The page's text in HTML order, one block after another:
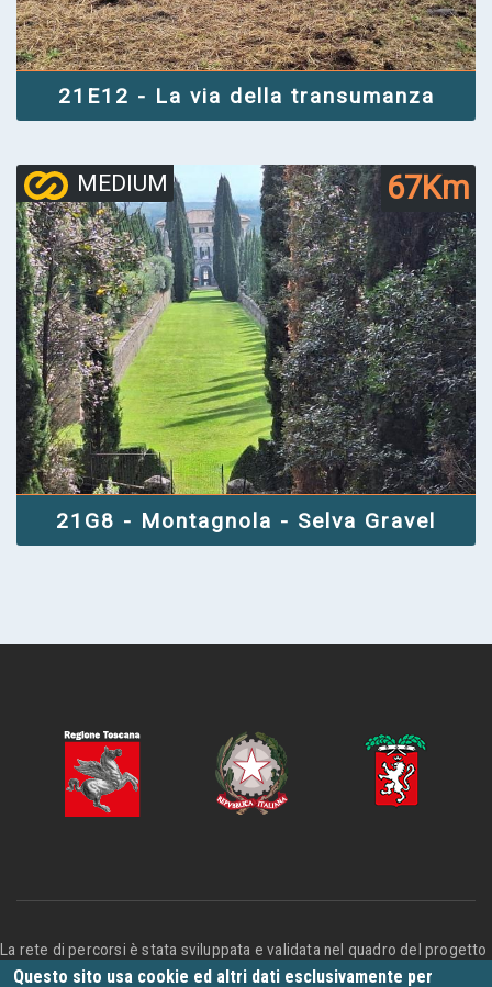
21E12 - La via della transumanza
MEDIUM 67Km
21G8 - Montagnola - Selva Gravel
La rete di percorsi è stata sviluppata e validata nel quadro del progetto
"Valdelsa Valdicecina Outdoor" finanziato da fondi FSC – Fondo
Questo sito usa cookie ed altri dati esclusivamente per